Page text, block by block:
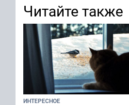
Читайте также
ИНТЕРЕСНОЕ